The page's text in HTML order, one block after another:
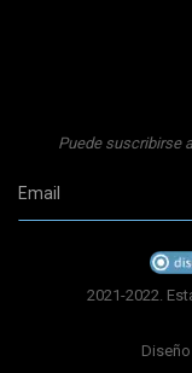
Puede suscribirse
2021-2022.